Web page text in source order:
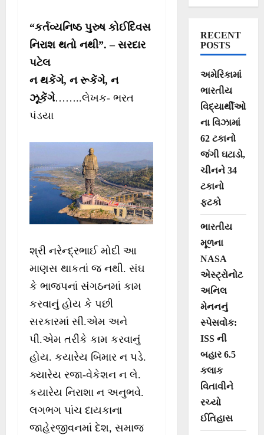
સરદાર વલ્લભભાઈ
પટેલની
જન્મજયંતિ પર શત્
શત્ નમન ।
“કર્તવ્યનિષ્ઠ પુરુષ કોઈદિવસ
નિરાશ થતો નથી”. – સરદાર
પટેલ
ન થકેંગે, ન રૂકેંગે, ન
ઝૂકેંગે……..લેખક- ભરત
પંડયા
શ્રી નરેન્દ્રભાઈ મોદી આ
માણસ થાકતાં જ નથી. સંઘ
કે ભાજપનાં સંગઠનમાં કામ
કરવાનું હોય કે પછી
સરકારમાં સી.એમ અને
પી.એમ તરીકે કામ કરવાનું
હોય. કયારેય બિમાર ન પડે.
ક્યારેય રજા-વેકેશન ન લે.
કયારેય નિરાશા ન અનુભવે.
લગભગ પાંચ દાયકાના
જાહેરજીવનમાં દેશ, સમાજ
RECENT
POSTS
અમેરિકામાં
ભારતીય
વિદ્યાર્થીઓ
ના વિઝામાં
62 ટકાનો
જંગી ઘટાડો,
ચીનને 34
ટકાનો
ફટકો
ભારતીય
મૂળના
NASA
એસ્ટ્રોનોટ
અનિલ
મેનનનું
સ્પેસવોક:
ISS ની
બહાર 6.5
કલાક
વિતાવીને
રચ્યો
ઈતિહાસ